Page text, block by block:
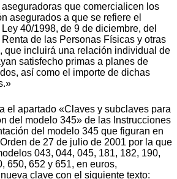
que comercialicen los
asegurados a que se refiere el
40/1998, de 9 de diciembre, del
Renta de las Personas Físicas y otras
que incluirá una relación individual de
satisfecho primas a planes de
así como el importe de dichas
apartado «Claves y subclaves para
del modelo 345» de las Instrucciones
del modelo 345 que figuran en
de 27 de julio de 2001 por la que
043, 044, 045, 181, 182, 190,
650, 652 y 651, en euros,
clave con el siguiente texto: